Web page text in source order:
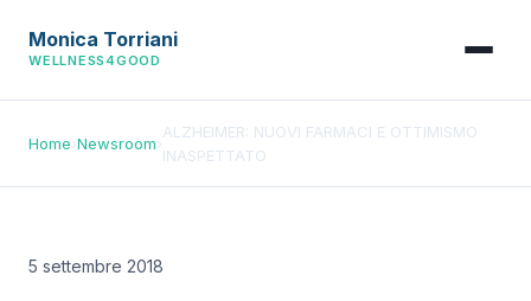
Monica Torriani
WELLNESS4GOOD
Home›Newsroom›
ALZHEIMER: NUOVI FARMACI E OTTIMISMO
INASPETTATO
5 settembre 2018